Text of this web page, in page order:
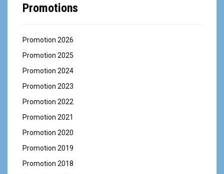
Promotions
Promotion 2026
Promotion 2025
Promotion 2024
Promotion 2023
Promotion 2022
Promotion 2021
Promotion 2020
Promotion 2019
Promotion 2018